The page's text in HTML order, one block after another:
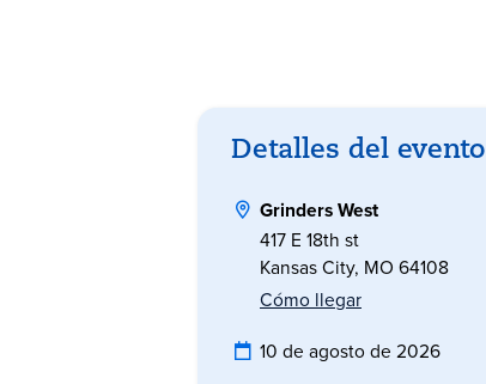
Detalles del evento
Grinders West
417 E 18th st
Kansas City, MO 64108
Cómo llegar
10 de agosto de 2026